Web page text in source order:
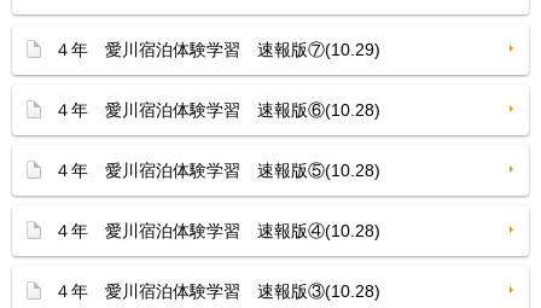
４年 愛川宿泊体験学習 速報版⑦(10.29)
４年 愛川宿泊体験学習 速報版⑥(10.28)
４年 愛川宿泊体験学習 速報版⑤(10.28)
４年 愛川宿泊体験学習 速報版④(10.28)
４年 愛川宿泊体験学習 速報版③(10.28)